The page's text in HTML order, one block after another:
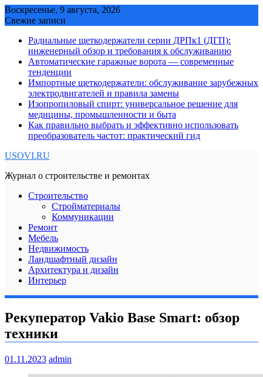
Skip
to
Воскресенье, 9 августа, 2026
Свежие записи
Радиальные щеткодержатели серии ДРПк1 (ДГП):
инженерный обзор и требования к обслуживанию
Автоматические гаражные ворота — современные
тенденции
Импортные щеткодержатели: обслуживание зарубежных
электродвигателей и правила замены
Изопропиловый спирт: универсальное решение для
медицины, промышленности и быта
Как правильно выбрать и эффективно использовать
преобразователь частот: практический гид
USOVI.RU
Журнал о строительстве и ремонтах
Строительство
Стройматериалы
Коммуникации
Ремонт
Мебель
Недвижимость
Ландшафтный дизайн
Архитектура и дизайн
Интерьер
Рекуператор Vakio Base Smart: обзор
техники
01.11.2023 admin